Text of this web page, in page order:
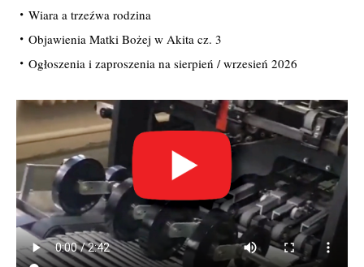
Wiara a trzeźwa rodzina
Objawienia Matki Bożej w Akita cz. 3
Ogłoszenia i zaproszenia na sierpień / wrzesień 2026